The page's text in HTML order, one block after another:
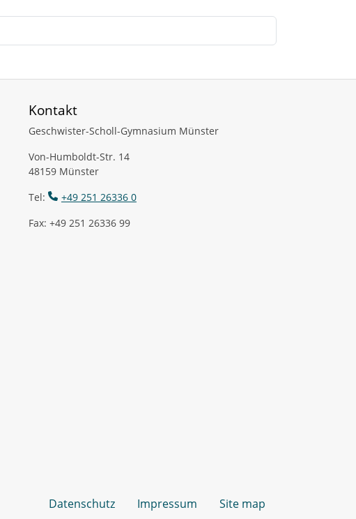
Kontakt
Geschwister-Scholl-Gymnasium Münster
Von-Humboldt-Str. 14
48159 Münster
Tel:
+49 251 26336 0
Fax: +49 251 26336 99
Datenschutz Impressum Site map